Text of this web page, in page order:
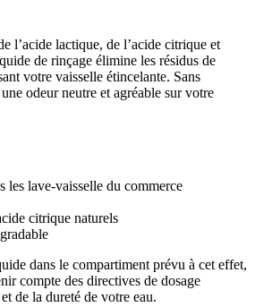
l’acide lactique, de l’acide citrique et
de rinçage élimine les résidus de
votre vaisselle étincelante. Sans
odeur neutre et agréable sur votre
les lave-vaisselle du commerce
citrique naturels
dans le compartiment prévu à cet effet,
compte des directives de dosage
de la dureté de votre eau.